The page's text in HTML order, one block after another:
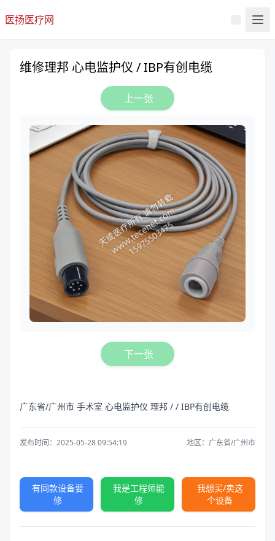
医扬医疗网
维修理邦 心电监护仪 / IBP有创电缆
上一张
下一张
广东省/广州市 手术室 心电监护仪 理邦 / / IBP有创电缆
发布时间：2025-05-28 09:54:19 地区：广东省/广州市
有同款设备要
修
我是工程师能
修
我想买/卖这
个设备